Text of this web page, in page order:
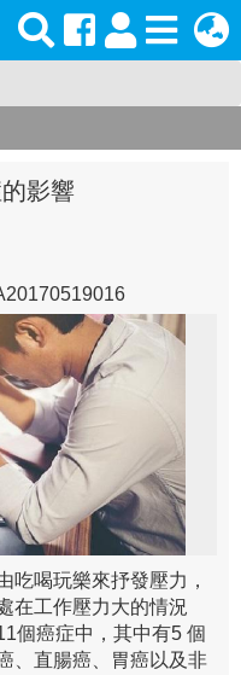
影響
吃喝玩樂來抒發壓力，
在工作壓力大的情況
個癌症中，其中有5 個
、直腸癌、胃癌以及非